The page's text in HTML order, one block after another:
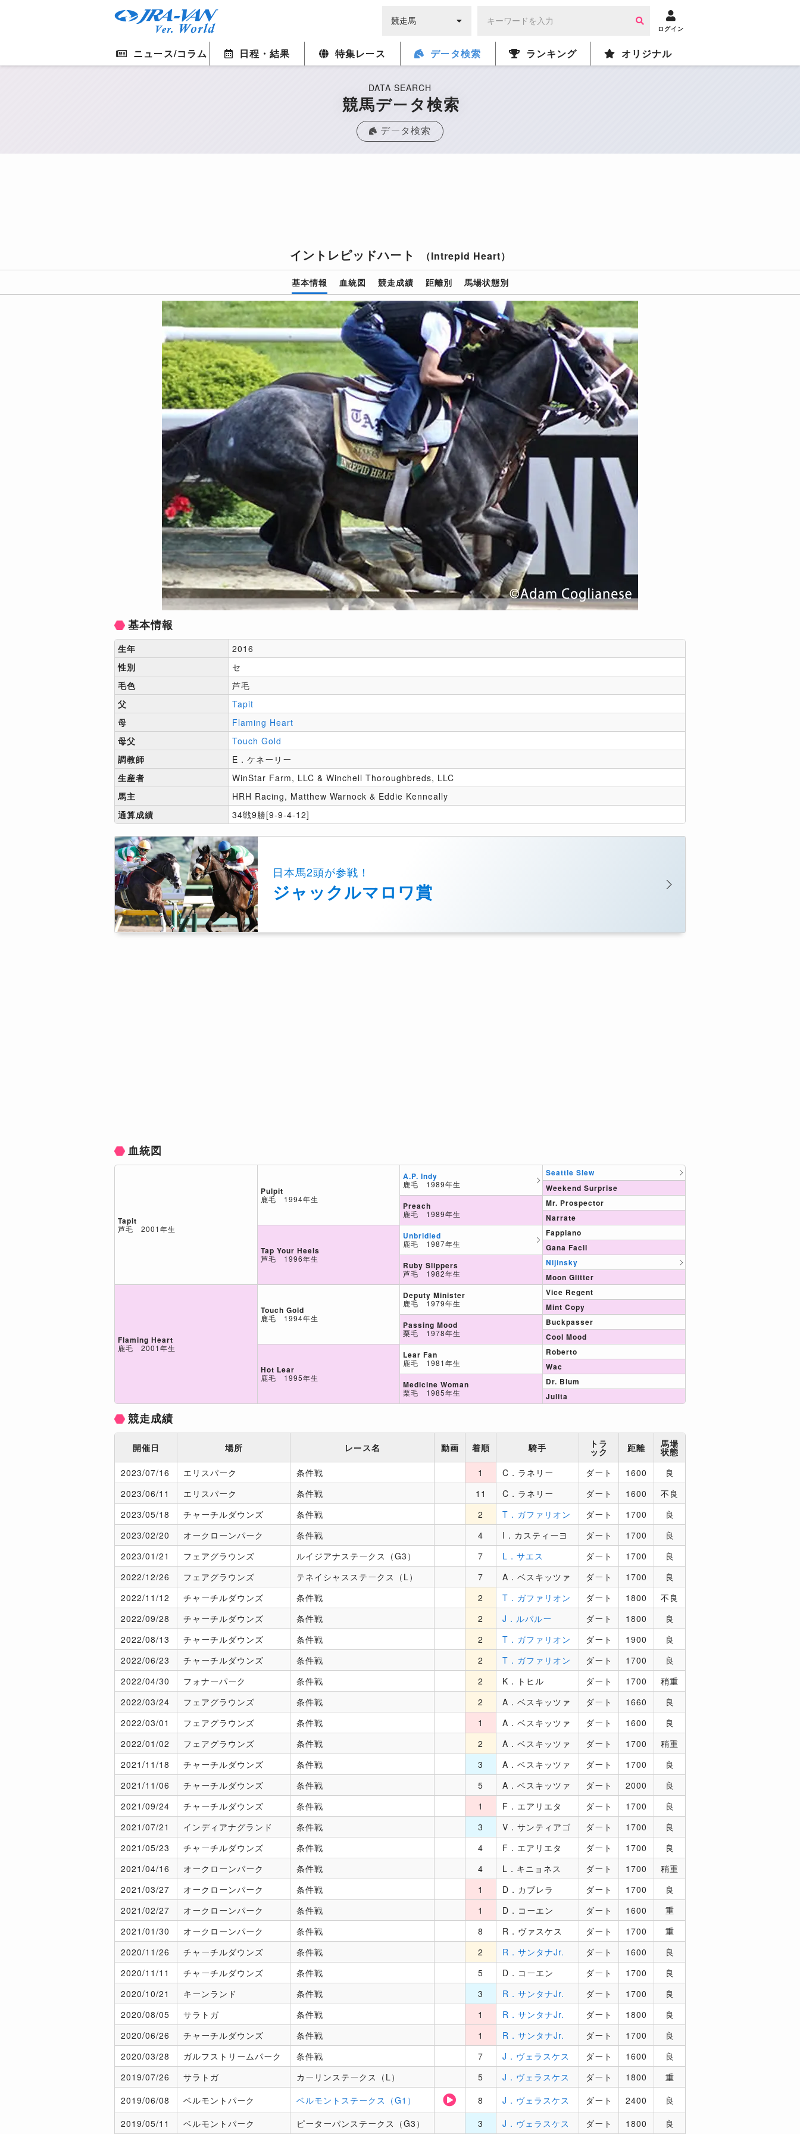
ログイン
ニュース/コラム 日程・結果 特集レース データ検索 ランキング オリジナル
DATA SEARCH
競馬データ検索
データ検索
イントレピッドハート （Intrepid Heart）
基本情報 血統図 競走成績 距離別 馬場状態別
基本情報
生年
2016
性別
セ
毛色
芦毛
父
Tapit
母
Flaming Heart
母父
Touch Gold
調教師
E．ケネーリー
生産者
WinStar Farm, LLC & Winchell Thoroughbreds, LLC
馬主
HRH Racing, Matthew Warnock & Eddie Kenneally
通算成績
34戦9勝[9-9-4-12]
日本馬2頭が参戦！
ジャックルマロワ賞
血統図
Tapit
芦毛 2001年生
Flaming Heart
鹿毛 2001年生
Pulpit
鹿毛 1994年生
Tap Your Heels
芦毛 1996年生
Touch Gold
鹿毛 1994年生
Hot Lear
鹿毛 1995年生
A.P. Indy
鹿毛 1989年生
Preach
鹿毛 1989年生
Unbridled
鹿毛 1987年生
Ruby Slippers
芦毛 1982年生
Deputy Minister
鹿毛 1979年生
Passing Mood
栗毛 1978年生
Lear Fan
鹿毛 1981年生
Medicine Woman
栗毛 1985年生
Seattle Slew
Weekend Surprise
Mr. Prospector
Narrate
Fappiano
Gana Facil
Nijinsky
Moon Glitter
Vice Regent
Mint Copy
Buckpasser
Cool Mood
Roberto
Wac
Dr. Blum
Julita
競走成績
開催日 場所 レース名 動画 着順 騎手 トラ
ック 距離 馬場
状態
2023/07/16 エリスパーク 条件戦 1 C．ラネリー ダート 1600
良
2023/06/11 エリスパーク 条件戦 11 C．ラネリー ダート 1600
不良
2023/05/18 チャーチルダウンズ 条件戦 2 T．ガファリオン ダート 1700
良
2023/02/20 オークローンパーク 条件戦 4 I．カスティーヨ ダート 1700
良
2023/01/21 フェアグラウンズ ルイジアナステークス（G3） 7 L．サエス ダート 1700
良
2022/12/26 フェアグラウンズ テネイシャスステークス（L） 7 A．ベスキッツァ ダート 1700
良
2022/11/12 チャーチルダウンズ 条件戦 2 T．ガファリオン ダート 1800
不良
2022/09/28 チャーチルダウンズ 条件戦 2 J．ルパルー ダート 1800
良
2022/08/13 チャーチルダウンズ 条件戦 2 T．ガファリオン ダート 1900
良
2022/06/23 チャーチルダウンズ 条件戦 2 T．ガファリオン ダート 1700
良
2022/04/30 フォナーパーク 条件戦 2 K．トヒル ダート 1700
稍重
2022/03/24 フェアグラウンズ 条件戦 2 A．ベスキッツァ ダート 1660
良
2022/03/01 フェアグラウンズ 条件戦 1 A．ベスキッツァ ダート 1600
良
2022/01/02 フェアグラウンズ 条件戦 2 A．ベスキッツァ ダート 1700
稍重
2021/11/18 チャーチルダウンズ 条件戦 3 A．ベスキッツァ ダート 1700
良
2021/11/06 チャーチルダウンズ 条件戦 5 A．ベスキッツァ ダート 2000
良
2021/09/24 チャーチルダウンズ 条件戦 1 F．エアリエタ ダート 1700
良
2021/07/21 インディアナグランド 条件戦 3 V．サンティアゴ ダート 1700
良
2021/05/23 チャーチルダウンズ 条件戦 4 F．エアリエタ ダート 1700
良
2021/04/16 オークローンパーク 条件戦 4 L．キニョネス ダート 1700
稍重
2021/03/27 オークローンパーク 条件戦 1 D．カブレラ ダート 1700
良
2021/02/27 オークローンパーク 条件戦 1 D．コーエン ダート 1600
重
2021/01/30 オークローンパーク 条件戦 8 R．ヴァスケス ダート 1700
重
2020/11/26 チャーチルダウンズ 条件戦 2 R．サンタナJr. ダート 1600
良
2020/11/11 チャーチルダウンズ 条件戦 5 D．コーエン ダート 1700
良
2020/10/21 キーンランド 条件戦 3 R．サンタナJr. ダート 1700
良
2020/08/05 サラトガ 条件戦 1 R．サンタナJr. ダート 1800
良
2020/06/26 チャーチルダウンズ 条件戦 1 R．サンタナJr. ダート 1700
良
2020/03/28 ガルフストリームパーク 条件戦 7 J．ヴェラスケス ダート 1600
良
2019/07/26 サラトガ カーリンステークス（L） 5 J．ヴェラスケス ダート 1800
重
2019/06/08 ベルモントパーク ベルモントステークス（G1） 8 J．ヴェラスケス ダート 2400
良
2019/05/11 ベルモントパーク ピーターパンステークス（G3） 3 J．ヴェラスケス ダート 1800 良